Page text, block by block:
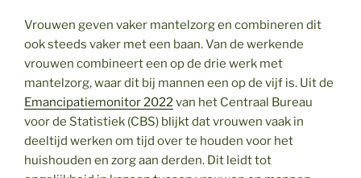
Vrouwen geven vaker mantelzorg en combineren dit
ook steeds vaker met een baan. Van de werkende
vrouwen combineert een op de drie werk met
mantelzorg, waar dit bij mannen een op de vijf is. Uit de
Emancipatiemonitor 2022van het Centraal Bureau
voor de Statistiek (CBS) blijkt dat vrouwen vaak in
deeltijd werken om tijd over te houden voor het
huishouden en zorg aan derden. Dit leidt tot